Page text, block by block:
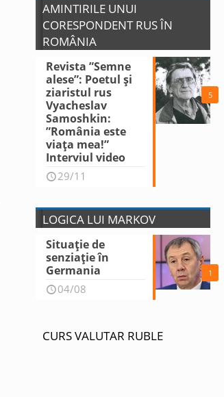
AMINTIRILE UNUI
CORESPONDENT RUS ÎN
ROMÂNIA
5
Revista ”Semne
alese”: Poetul și
ziaristul rus
Vyacheslav
Samoshkin:
”România este
viața mea!”
Interviul video
29/11
LOGICA LUI MARKOV
1
Situație de
senziație în
Germania
04/08
CURS VALUTAR RUBLE